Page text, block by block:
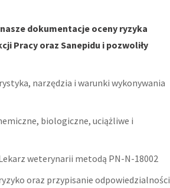
nasze dokumentacje oceny ryzyka
Pracy oraz Sanepidu i pozwoliły
narzędzia i warunki wykonywania
biologiczne, uciążliwe i
weterynarii metodą PN-N-18002
oraz przypisanie odpowiedzialności